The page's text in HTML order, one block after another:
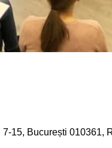
15, București 010361,